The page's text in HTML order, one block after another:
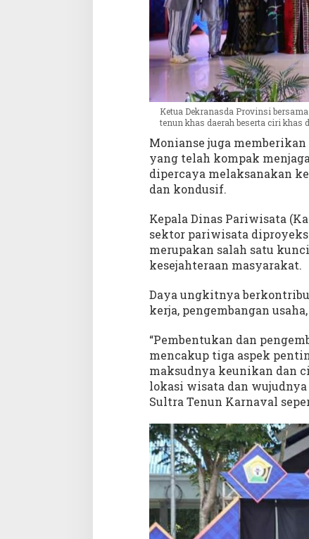
Ketua Dekranasda Provinsi
tenun khas daerah beserta ciri
Monianse juga
yang telah kompak
dipercaya melaksanakan
dan kondusif.
Kepala Dinas Pariwisata
sektor pariwisata
merupakan salah satu
kesejahteraan masyarakat.
Daya ungkitnya
kerja, pengembangan
“Pembentukan dan
mencakup tiga aspek
maksudnya keunikan dan
lokasi wisata dan
Sultra Tenun Karnaval